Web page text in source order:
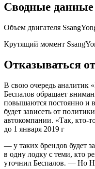
Сводные данные
Объем двигателя
Крутящий момент
Отказываться
В свою очередь аналитик
Беспалов обращает
повышаются постоянно и
будет зависеть от
автокомпании. «Так, кто-
до 1 января 2019 г
— у таких брендов будет
в одну лодку с теми, кто
уточнил Беспалов. — Но